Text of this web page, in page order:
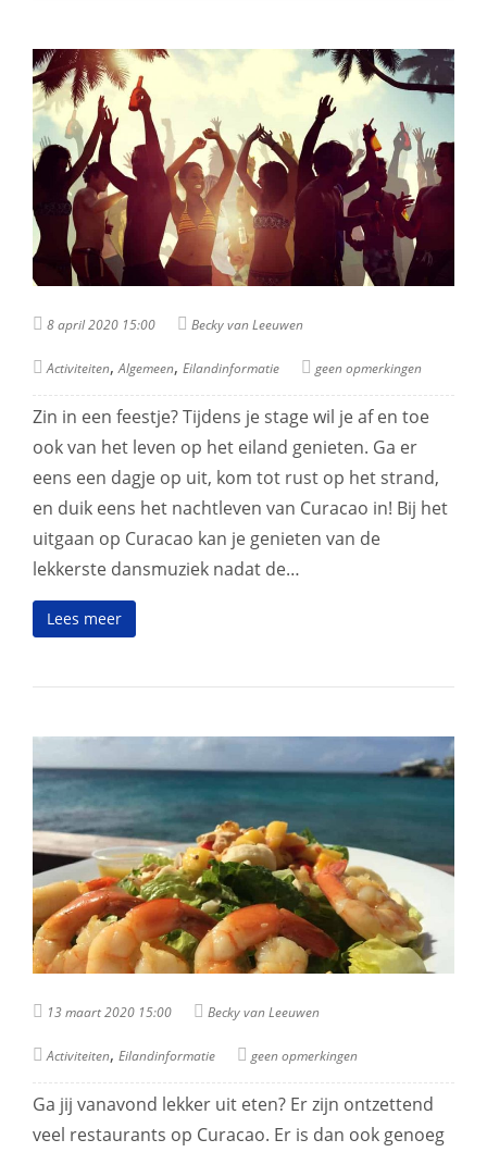
8 april 2020 15:00 Becky van Leeuwen
Activiteiten,Algemeen, Eilandinformatie geen opmerkingen
Zin in een feestje? Tijdens je stage wil je af en toe
ook van het leven op het eiland genieten. Ga er
eens een dagje op uit, kom tot rust op het strand,
en duik eens het nachtleven van Curacao in! Bij het
uitgaan op Curacao kan je genieten van de
lekkerste dansmuziek nadat de…
Lees meer
13 maart 2020 15:00 Becky van Leeuwen
Activiteiten, Eilandinformatie geen opmerkingen
Ga jij vanavond lekker uit eten? Er zijn ontzettend
veel restaurants op Curacao. Er is dan ook genoeg